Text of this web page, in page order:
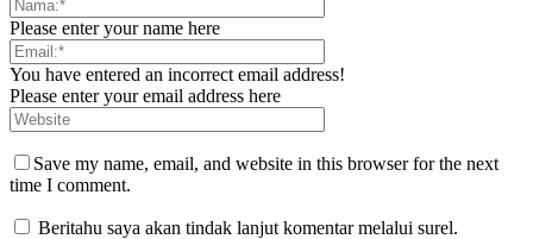
Please enter your name here
You have entered an incorrect email address!
Please enter your email address here
Save my name, email, and website in this browser for the next
time I comment.
Beritahu saya akan tindak lanjut komentar melalui surel.